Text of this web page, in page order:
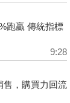
跑贏 傳統指標
9:28
售，購買力回流